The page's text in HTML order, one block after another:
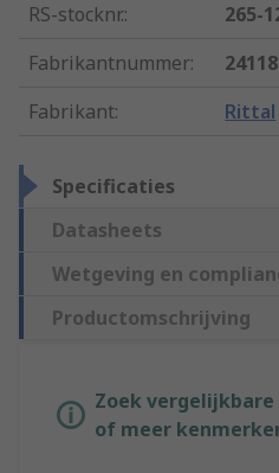
RS-stocknr.:
265-
Fabrikantnummer:
Fabrikant: Rittal
Specificaties
Datasheets
Wetgeving en
Productomschrijving
Zoek
of meer